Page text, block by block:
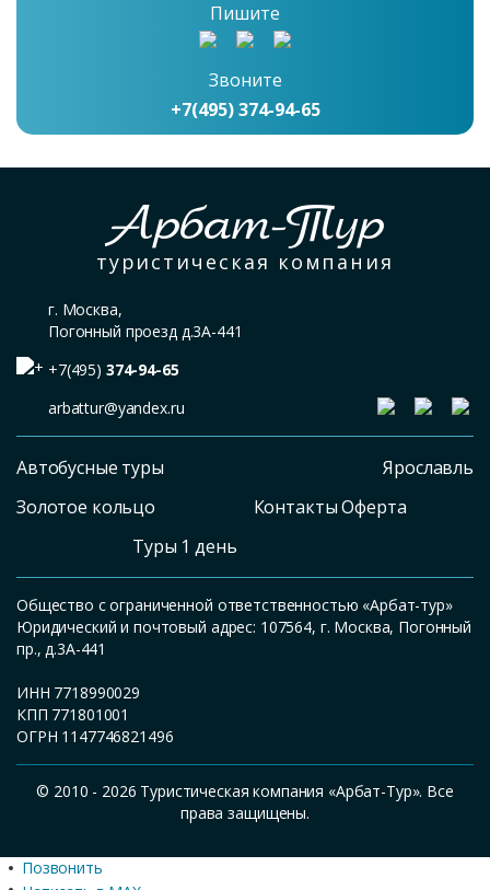
Пишите
Звоните
+7(495) 374-94-65
Арбат-Тур
туристическая компания
г. Москва,
Погонный проезд д.3А-441
+7(495) 374-94-65
arbattur@yandex.ru
Автобусные туры
Золотое кольцо
Туры 1 день
Ярославль
Контакты Оферта
Общество с ограниченной ответственностью «Арбат-тур»
Юридический и почтовый адрес: 107564, г. Москва, Погонный
пр., д.3А-441
ИНН 7718990029
КПП 771801001
ОГРН 1147746821496
© 2010 - 2026 Туристическая компания «Арбат-Тур». Все
права защищены.
Позвонить